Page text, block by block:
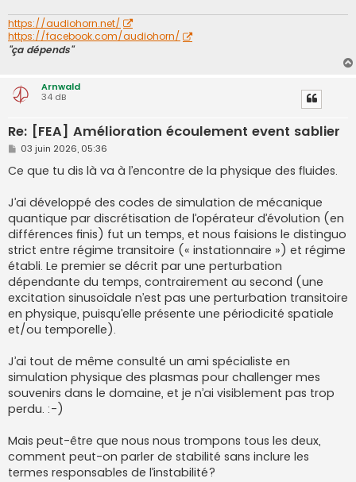
https://audiohorn.net/
https://facebook.com/audiohorn/
"ça dépends"
Arnwald
34 dB
Re: [FEA] Amélioration écoulement event sablier
M
s
s
g
e
03 juin 2026, 05:36
Ce que tu dis là va à l’encontre de la physique des fluides.
J’ai développé des codes de simulation de mécanique
quantique par discrétisation de l’opérateur d’évolution (en
différences finis) fut un temps, et nous faisions le distinguo
strict entre régime transitoire (« instationnaire ») et régime
établi. Le premier se décrit par une perturbation
dépendante du temps, contrairement au second (une
excitation sinusoïdale n’est pas une perturbation transitoire
en physique, puisqu’elle présente une périodicité spatiale
et/ou temporelle).
J’ai tout de même consulté un ami spécialiste en
simulation physique des plasmas pour challenger mes
souvenirs dans le domaine, et je n’ai visiblement pas trop
perdu. :-)
Mais peut-être que nous nous trompons tous les deux,
comment peut-on parler de stabilité sans inclure les
termes responsables de l’instabilité?